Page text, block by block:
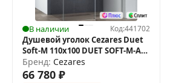
В наличии Код:441702
Душевой уголок Cezares Duet
Soft-М 110x100 DUET SOFT-M-AH-
1-110/100-C-Cr
Бренд: Cezares
66 780 ₽